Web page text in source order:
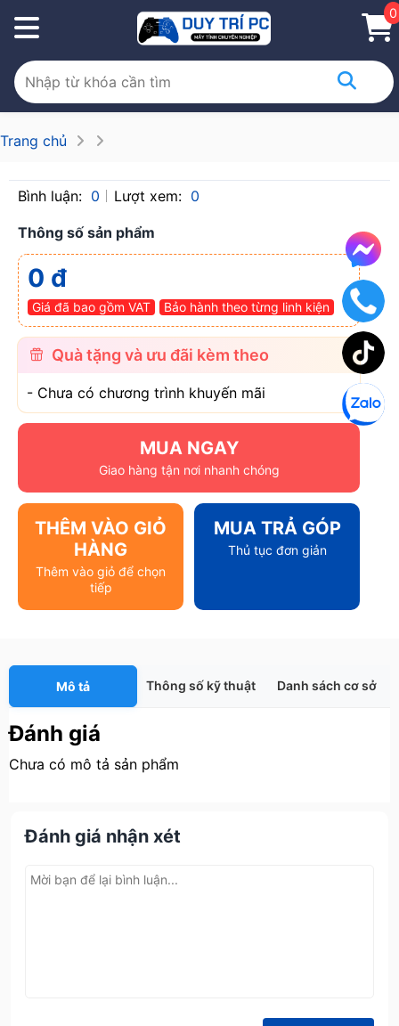
0
Trang chủ
Bình luận: 0 Lượt xem: 0
Thông số sản phẩm
0 đ
Giá đã bao gồm VAT Bảo hành theo từng linh kiện
Quà tặng và ưu đãi kèm theo
- Chưa có chương trình khuyến mãi
MUA NGAY
Giao hàng tận nơi nhanh chóng
THÊM VÀO GIỎ
HÀNG
Thêm vào giỏ để chọn
tiếp
MUA TRẢ GÓP
Thủ tục đơn giản
Mô tả Thông số kỹ thuật Danh sách cơ sở
Đánh giá
Chưa có mô tả sản phẩm
Đánh giá nhận xét